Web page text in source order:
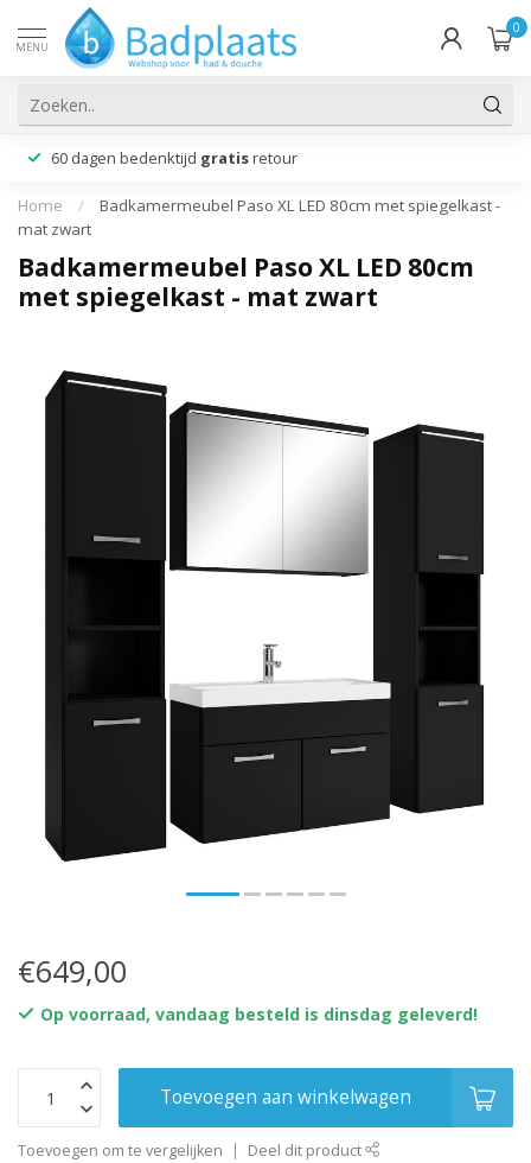
MENU
0
60 dagen bedenktijd gratis retour
Home /
Badkamermeubel Paso XL LED 80cm met spiegelkast -
mat zwart
Badkamermeubel Paso XL LED 80cm
met spiegelkast - mat zwart
€649,00
Op voorraad, vandaag besteld is dinsdag geleverd!
Toevoegen aan winkelwagen
Toevoegen om te vergelijken Deel dit product